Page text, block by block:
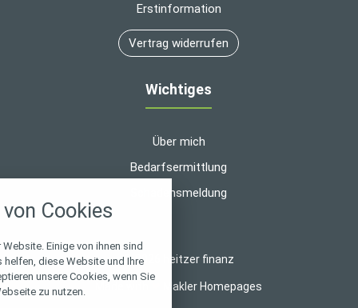
Erstinformation
Vertrag widerrufen
Wichtiges
Über mich
Bedarfsermittlung
Schadensmeldung
© 2026 heitzer finanz
Makler Homepages
Cookies
Einige von ihnen sind
diese Website und Ihre
unsere Cookies, wenn Sie
zu nutzen.
alle verwendeten Cookies und
zu blockieren.
Notwendig